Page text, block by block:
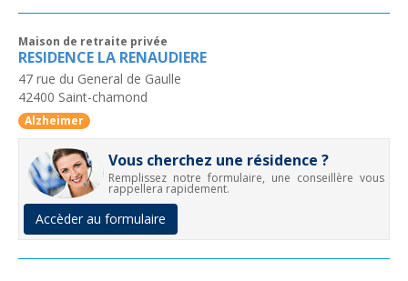
Maison de retraite privée
RESIDENCE LA RENAUDIERE
47 rue du General de Gaulle
42400 Saint-chamond
Alzheimer
Vous cherchez une résidence ?
Remplissez notre formulaire, une conseillère vous
rappellera rapidement.
Accèder au formulaire